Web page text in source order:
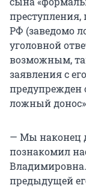
преступления,
РФ (заведомо
уголовной
возможным,
заявления с
предупрежден
ложный
— Мы наконец
познакомил
предыдущей